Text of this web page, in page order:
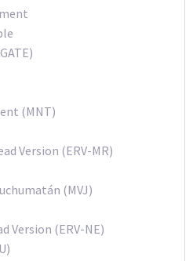
(MNT)
Version (ERV-MR)
(MVJ)
Version (ERV-NE)